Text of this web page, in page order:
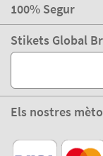
100% Segur
Stikets Global
Els nostres